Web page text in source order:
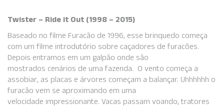
Twister – Ride it Out (1998 – 2015)
Baseado no filme Furacão de 1996, esse brinquedo começa
com um filme introdutório sobre caçadores de furacões.
Depois entramos em um galpão onde são
mostrados cenários de uma fazenda. O vento começa a
assobiar, as placas e árvores começam a balançar. Uhhhhhh o
furacão vem se aproximando em uma
velocidade impressionante. Vacas passam voando, tratores